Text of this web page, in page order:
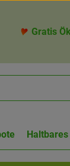
Gratis
Haltbares